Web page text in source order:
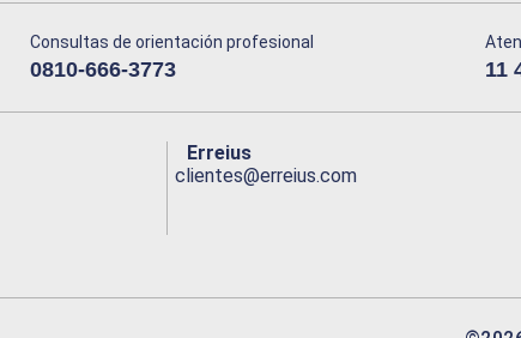
Consultas de orientación profesional
0810-666-3773 11
Erreius
clientes@erreius.com